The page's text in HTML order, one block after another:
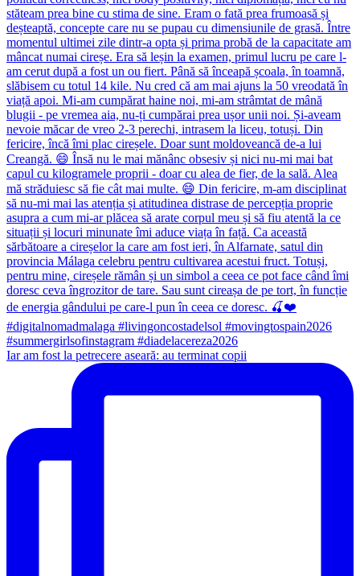
Iar am fost la petrecere aseară: au terminat copii